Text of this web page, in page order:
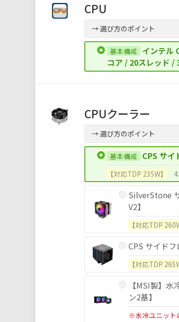
CPU
→ 選び方のポイント
インテル
コア / 20スレッド /
CPUクーラー
→ 選び方のポイント
CPS サイ
【対応TDP 235W】 4
SilverStone
V2】
【対応TDP
CPS サイド
【対応TDP
【MSI製】
ン2基】
※水冷ユニット